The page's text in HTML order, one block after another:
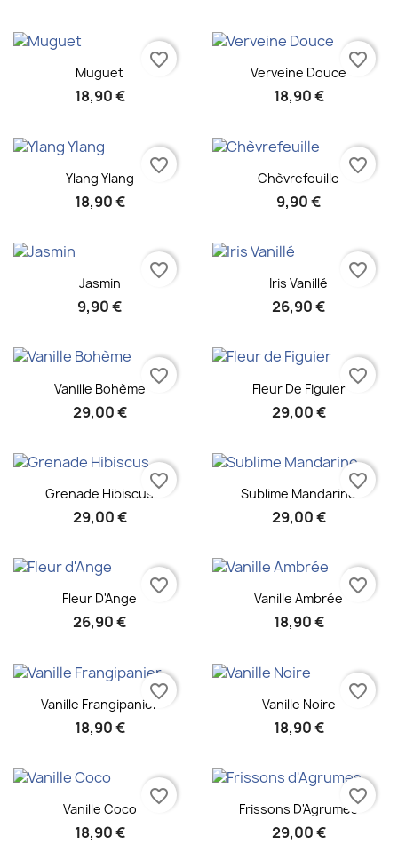
Aperçu rapide
Muguet
18,90 €
favorite_border Aperçu rapide
Verveine Douce
18,90 €
favorite_border
Aperçu rapide
Ylang Ylang
18,90 €
favorite_border Aperçu rapide
Chèvrefeuille
9,90 €
favorite_border
Aperçu rapide
Jasmin
9,90 €
favorite_border Aperçu rapide
Iris Vanillé
26,90 €
favorite_border
Aperçu rapide
Vanille Bohème
29,00 €
favorite_border Aperçu rapide
Fleur De Figuier
29,00 €
favorite_border
Aperçu rapide
Grenade Hibiscus
29,00 €
favorite_border Aperçu rapide
Sublime Mandarine
29,00 €
favorite_border
Aperçu rapide
Fleur D'Ange
26,90 €
favorite_border Aperçu rapide
Vanille Ambrée
18,90 €
favorite_border
Aperçu rapide
Vanille Frangipanier
18,90 €
favorite_border Aperçu rapide
Vanille Noire
18,90 €
favorite_border
Aperçu rapide
Vanille Coco
18,90 €
favorite_border Aperçu rapide
Frissons D'Agrumes
29,00 €
favorite_border